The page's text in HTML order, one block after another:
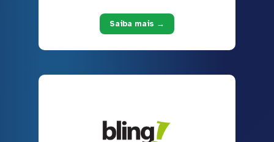
Saiba mais →